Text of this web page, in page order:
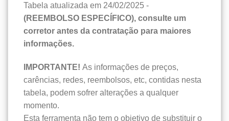
Tabela atualizada em 24/02/2025 -
(REEMBOLSO ESPECÍFICO), consulte um
corretor antes da contratação para maiores
informações.
IMPORTANTE! As informações de preços,
carências, redes, reembolsos, etc, contidas nesta
tabela, podem sofrer alterações a qualquer
momento.
Esta ferramenta não tem o objetivo de substituir o